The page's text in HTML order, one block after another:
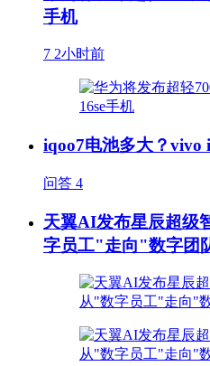
手机
7 2小时前
iqoo7电池多大？vivo
问答 4
天翼AI发布星辰超级
字员工"走向"数字团